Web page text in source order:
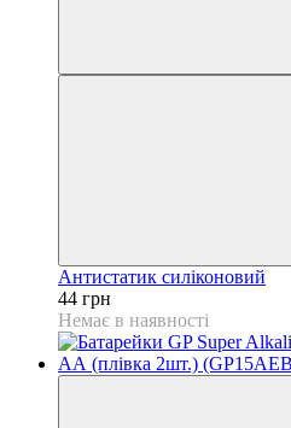
Антистатик силіконовий
44 грн
Немає в наявності